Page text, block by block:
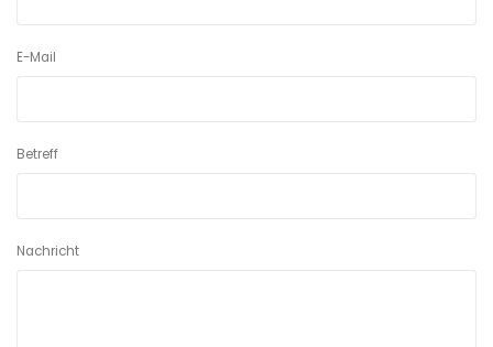
E-Mail
Betreff
Nachricht